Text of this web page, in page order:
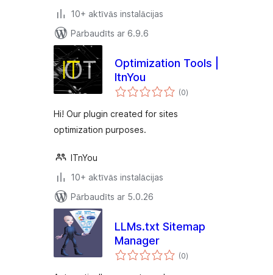
10+ aktīvās instalācijas
Pārbaudīts ar 6.9.6
Optimization Tools |
ItnYou
(0vērtējumu
kopsumma
)
Hi! Our plugin created for sites
optimization purposes.
ITnYou
10+ aktīvās instalācijas
Pārbaudīts ar 5.0.26
LLMs.txt Sitemap
Manager
(0vērtējumu
kopsumma
)